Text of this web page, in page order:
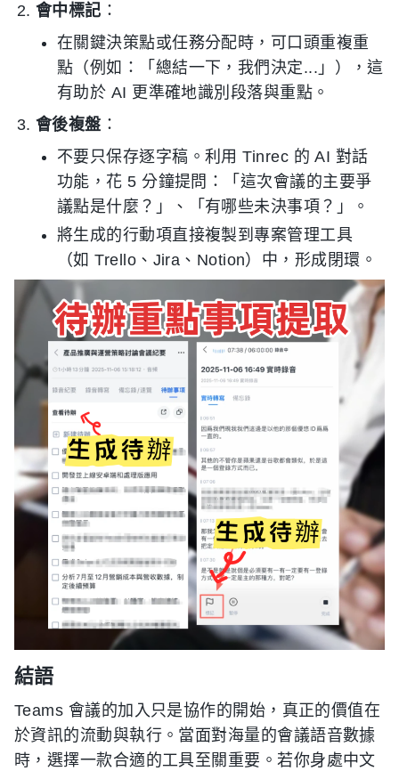
會中標記 ：
在關鍵決策點或任務分配時，可口頭重複重
點（例如：「總結一下，我們決定...」），這
有助於 AI 更準確地識別段落與重點。
會後複盤 ：
不要只保存逐字稿。利用 Tinrec 的 AI 對話
功能，花 5 分鐘提問：「這次會議的主要爭
議點是什麼？」、「有哪些未決事項？」。
將生成的行動項直接複製到專案管理工具
（如 Trello、Jira、Notion）中，形成閉環。
結語
Teams 會議的加入只是協作的開始，真正的價值在
於資訊的流動與執行。當面對海量的會議語音數據
時，選擇一款合適的工具至關重要。若你身處中文